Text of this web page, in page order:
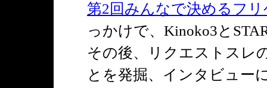
第2回みんなで決めるフ
っかけで、Kinoko3と
その後、リクエストスレ
とを発掘、インタビュー